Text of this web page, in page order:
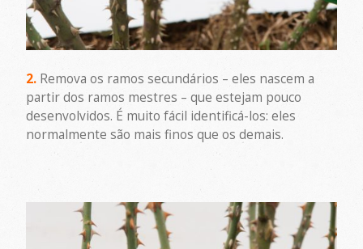
2. Remova os ramos secundários – eles nascem a
partir dos ramos mestres – que estejam pouco
desenvolvidos. É muito fácil identificá-los: eles
normalmente são mais finos que os demais.